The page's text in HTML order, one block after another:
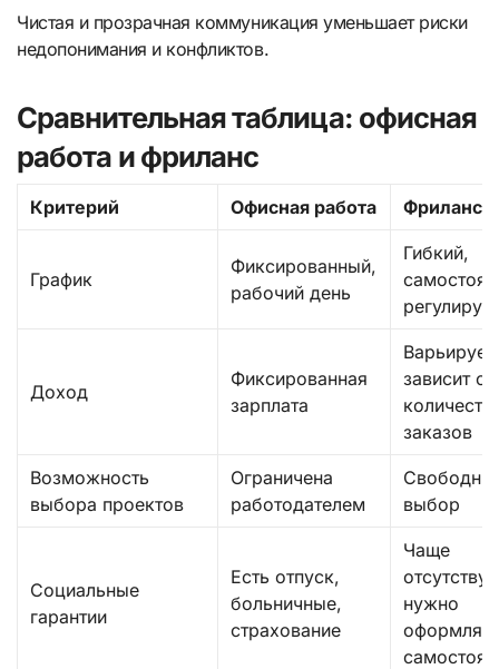
Чистая и прозрачная коммуникация уменьшает риски
недопонимания и конфликтов.
Сравнительная таблица: офисная
работа и фриланс
Критерий Офисная работа Фриланс
График
Фиксированный,
рабочий день
Гибкий,
Доход
Фиксированная
зарплата
зависит от
заказов
Возможность
выбора проектов
Ограничена
работодателем
выбор
Социальные
гарантии
Есть отпуск,
больничные,
страхование
Чаще
нужно